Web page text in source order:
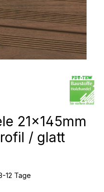
21x145mm
/ glatt
12 Tage